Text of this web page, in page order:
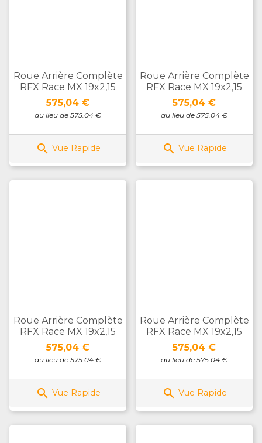
Roue Arrière Complète
RFX Race MX 19x2,15
Prix
575,04 €
au lieu de 575.04 €
 Vue Rapide
Roue Arrière Complète
RFX Race MX 19x2,15
Prix
575,04 €
au lieu de 575.04 €
 Vue Rapide
Roue Arrière Complète
RFX Race MX 19x2,15
Prix
575,04 €
au lieu de 575.04 €
 Vue Rapide
Roue Arrière Complète
RFX Race MX 19x2,15
Prix
575,04 €
au lieu de 575.04 €
 Vue Rapide